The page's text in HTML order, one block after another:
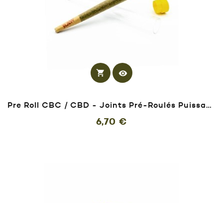
shopping_cart visibility
Pre Roll CBC / CBD - Joints Pré-Roulés Puissants
6,70 €